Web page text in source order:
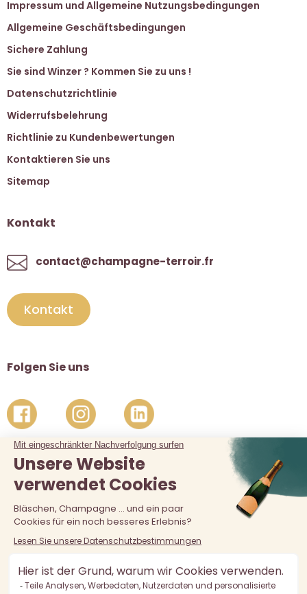
Impressum und Allgemeine Nutzungsbedingungen
Allgemeine Geschäftsbedingungen
Sichere Zahlung
Sie sind Winzer ? Kommen Sie zu uns !
Datenschutzrichtlinie
Widerrufsbelehrung
Richtlinie zu Kundenbewertungen
Kontaktieren Sie uns
Sitemap
Kontakt
contact@champagne-terroir.fr
Kontakt
Folgen Sie uns
Der Verkauf von Alkohol an unter 18-Jährige ist verboten.